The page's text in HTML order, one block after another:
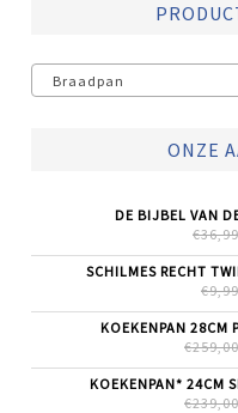
Braadpan
ONZE
DE BIJBEL VAN
€36,99
SCHILMES RECHT
€9,99
KOEKENPAN 28CM
€259,00
KOEKENPAN* 24CM
€239,00